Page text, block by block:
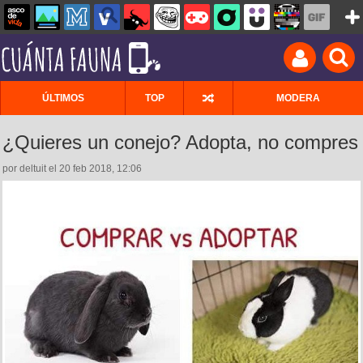
ÚLTIMOS TOP MODERA
¿Quieres un conejo? Adopta, no compres
por deltuit el 20 feb 2018, 12:06